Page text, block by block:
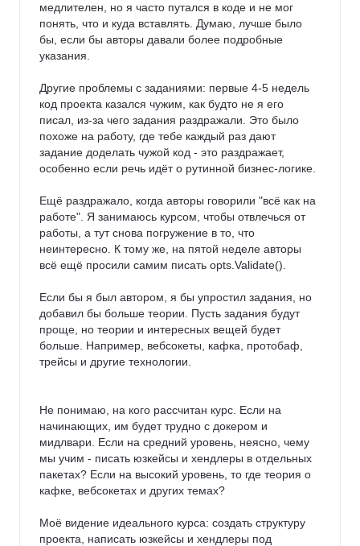
медлителен, но я часто путался в коде и не мог
понять, что и куда вставлять. Думаю, лучше было
бы, если бы авторы давали более подробные
указания.
Другие проблемы с заданиями: первые 4-5 недель
код проекта казался чужим, как будто не я его
писал, из-за чего задания раздражали. Это было
похоже на работу, где тебе каждый раз дают
задание доделать чужой код - это раздражает,
особенно если речь идёт о рутинной бизнес-логике.
Ещё раздражало, когда авторы говорили "всё как на
работе". Я занимаюсь курсом, чтобы отвлечься от
работы, а тут снова погружение в то, что
неинтересно. К тому же, на пятой неделе авторы
всё ещё просили самим писать opts.Validate().
Если бы я был автором, я бы упростил задания, но
добавил бы больше теории. Пусть задания будут
проще, но теории и интересных вещей будет
больше. Например, вебсокеты, кафка, протобаф,
трейсы и другие технологии.
Не понимаю, на кого рассчитан курс. Если на
начинающих, им будет трудно с докером и
мидлвари. Если на средний уровень, неясно, чему
мы учим - писать юзкейсы и хендлеры в отдельных
пакетах? Если на высокий уровень, то где теория о
кафке, вебсокетах и других темах?
Моё видение идеального курса: создать структуру
проекта, написать юзкейсы и хендлеры под